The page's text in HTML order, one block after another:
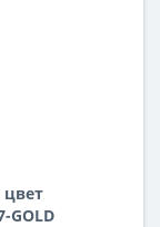
GOLD